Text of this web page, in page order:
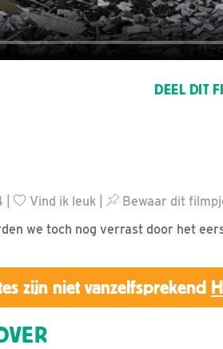
DEEL DIT
| Vind ik leuk Bewaar dit
we toch nog verrast door het
zijn niet vanzelfsprekend